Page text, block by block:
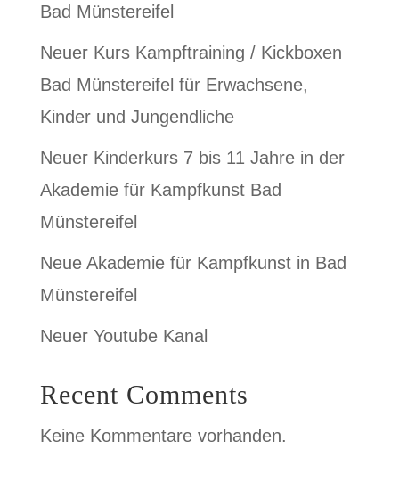
Bad Münstereifel
Neuer Kurs Kampftraining / Kickboxen
Bad Münstereifel für Erwachsene,
Kinder und Jungendliche
Neuer Kinderkurs 7 bis 11 Jahre in der
Akademie für Kampfkunst Bad
Münstereifel
Neue Akademie für Kampfkunst in Bad
Münstereifel
Neuer Youtube Kanal
Recent Comments
Keine Kommentare vorhanden.